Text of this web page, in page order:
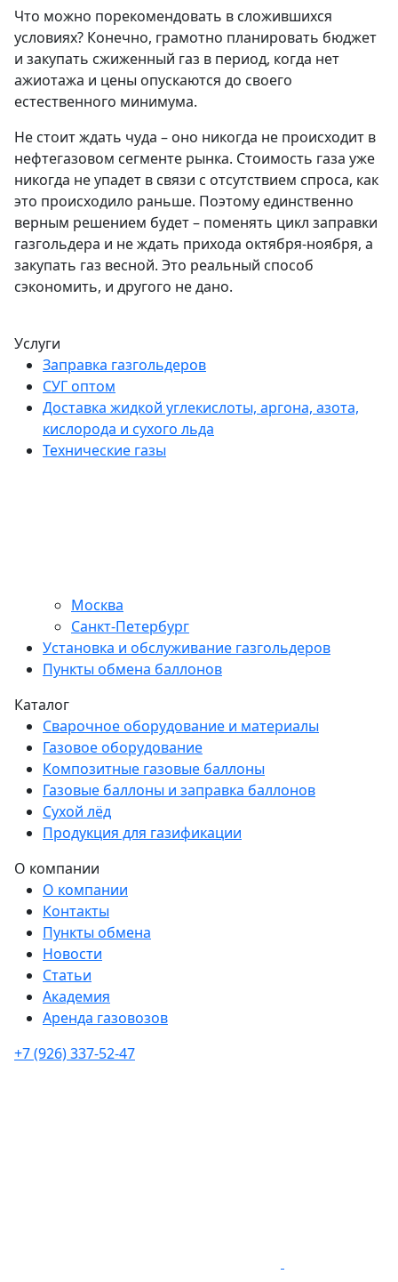
Что можно порекомендовать в сложившихся
условиях? Конечно, грамотно планировать бюджет
и закупать сжиженный газ в период, когда нет
ажиотажа и цены опускаются до своего
естественного минимума.
Не стоит ждать чуда – оно никогда не происходит в
нефтегазовом сегменте рынка. Стоимость газа уже
никогда не упадет в связи с отсутствием спроса, как
это происходило раньше. Поэтому единственно
верным решением будет – поменять цикл заправки
газгольдера и не ждать прихода октября-ноября, а
закупать газ весной. Это реальный способ
сэкономить, и другого не дано.
Услуги
Заправка газгольдеров
СУГ оптом
Доставка жидкой углекислоты, аргона, азота,
кислорода и сухого льда
Технические газы
Москва
Санкт-Петербург
Установка и обслуживание газгольдеров
Пункты обмена баллонов
Каталог
Сварочное оборудование и материалы
Газовое оборудование
Композитные газовые баллоны
Газовые баллоны и заправка баллонов
Сухой лёд
Продукция для газификации
О компании
О компании
Контакты
Пункты обмена
Новости
Статьи
Академия
Аренда газовозов
+7 (926) 337-52-47